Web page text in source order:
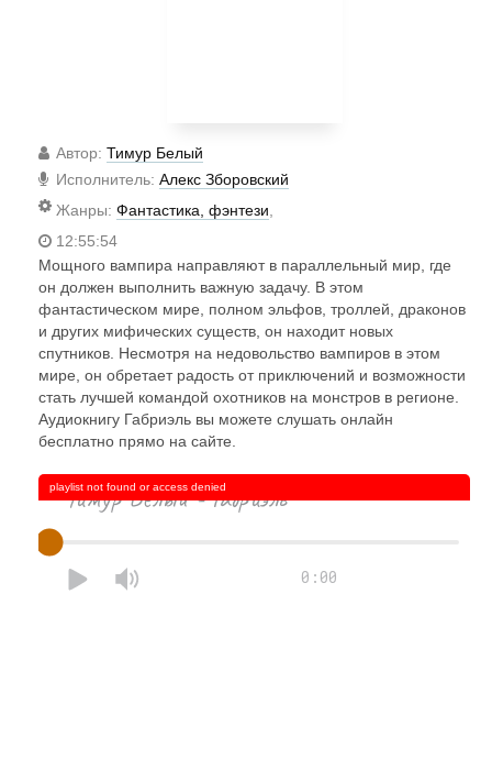
Автор: Тимур Белый
Исполнитель: Алекс Зборовский
Жанры: Фантастика, фэнтези
12:55:54
Мощного вампира направляют в параллельный мир, где
он должен выполнить важную задачу. В этом
фантастическом мире, полном эльфов, троллей, драконов
и других мифических существ, он находит новых
спутников. Несмотря на недовольство вампиров в этом
мире, он обретает радость от приключений и возможности
стать лучшей командой охотников на монстров в регионе.
Аудиокнигу Габриэль вы можете слушать онлайн
бесплатно прямо на сайте.
Тимур Белый - Габриэль
0:00
playlist not found or access denied